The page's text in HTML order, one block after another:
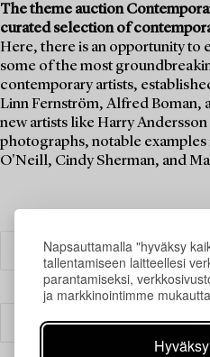
Napsauttamalla "hyväksy
tallentamiseen laitteellesi
parantamiseksi,
ja markkinointimme
The theme auction
curated selection of
Here, there is an opportunity to
some of the most
contemporary artists,
Linn Fernström, Alfred Boman,
new artists like Harry
photographs, notable
O'Neill, Cindy Sherman, and